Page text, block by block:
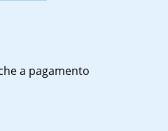
a pagamento